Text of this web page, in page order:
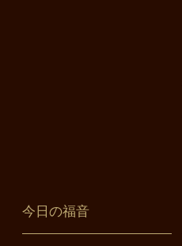
今日の福音